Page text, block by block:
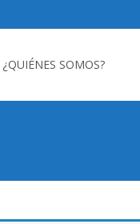
¿QUIÉNES SOMOS?